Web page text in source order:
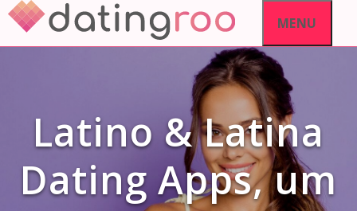
Skip
content
MENU
Latino & Latina
Dating Apps, um